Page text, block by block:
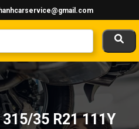
315/35 R21 111Y